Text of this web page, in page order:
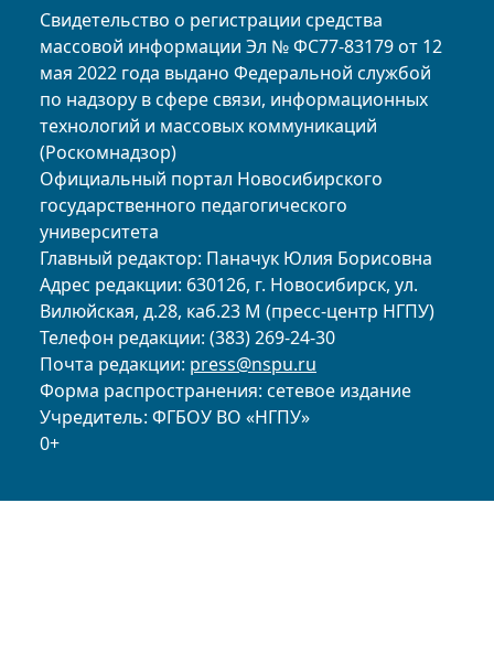
Свидетельство о регистрации средства
массовой информации Эл № ФС77-83179 от 12
мая 2022 года выдано Федеральной службой
по надзору в сфере связи, информационных
технологий и массовых коммуникаций
(Роскомнадзор)
Официальный портал Новосибирского
государственного педагогического
университета
Главный редактор: Паначук Юлия Борисовна
Адрес редакции: 630126, г. Новосибирск, ул.
Вилюйская, д.28, каб.23 М (пресс-центр НГПУ)
Телефон редакции: (383) 269-24-30
Почта редакции: press@nspu.ru
Форма распространения: сетевое издание
Учредитель: ФГБОУ ВО «НГПУ»
0+